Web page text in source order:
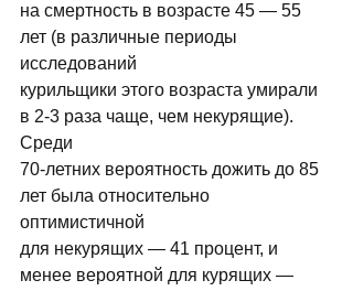
на смертность в возрасте 45 — 55
лет (в различные периоды
исследований
курильщики этого возраста умирали
в 2-3 раза чаще, чем некурящие).
Среди
70-летних вероятность дожить до 85
лет была относительно
оптимистичной
для некурящих — 41 процент, и
менее вероятной для курящих —